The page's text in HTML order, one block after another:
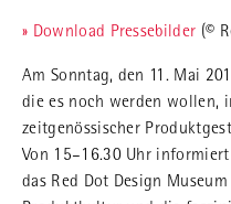
» Download Pressebilder (©
Am Sonntag, den 11. Mai
die es noch werden wollen,
zeitgenössischer
Von 15–16.30 Uhr
das Red Dot Design